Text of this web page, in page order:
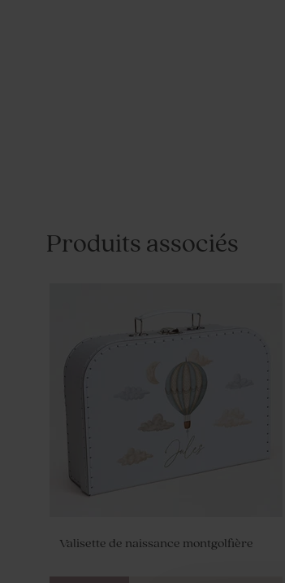
Produits associés
Valisette de naissance montgolfière